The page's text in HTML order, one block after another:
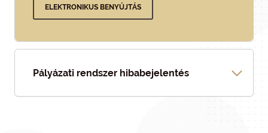
ELEKTRONIKUS BENYÚJTÁS
Pályázati rendszer hibabejelentés